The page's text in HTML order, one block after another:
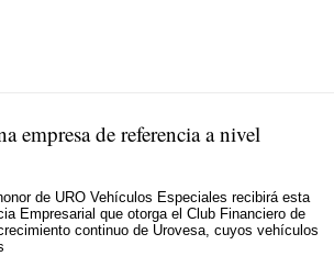
empresa de referencia a nivel
de URO Vehículos Especiales recibirá esta
Empresarial que otorga el Club Financiero de
continuo de Urovesa, cuyos vehículos